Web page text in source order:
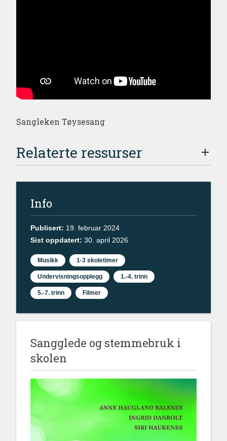
Sangleken Tøysesang
Relaterte ressurser
Info
Publisert: 19. februar 2024
Sist oppdatert: 30. april 2026
Musikk 1-3 skoletimer
Undervisningsopplegg 1.-4. trinn
5.-7. trinn Filmer
Sangglede og stemmebruk i
skolen